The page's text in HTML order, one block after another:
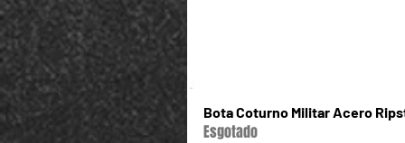
Bota Coturno Militar Acero
Esgotado